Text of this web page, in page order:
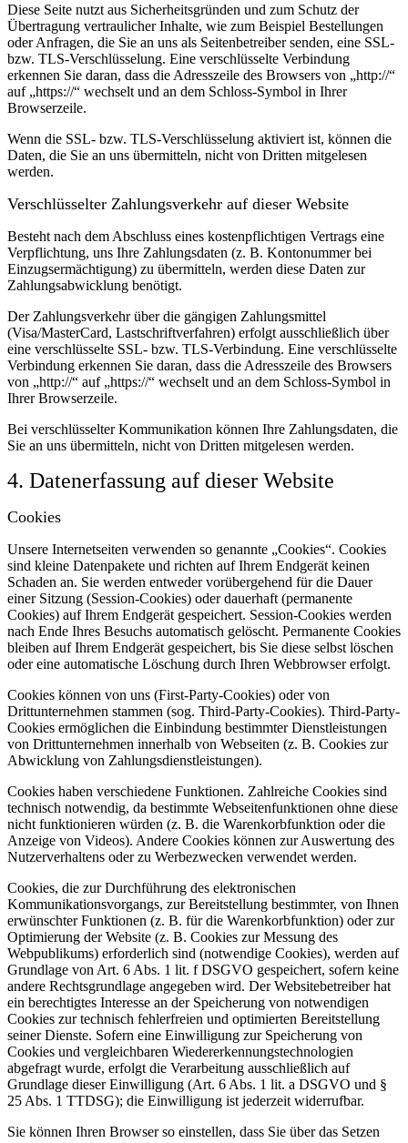
Diese Seite nutzt aus Sicherheitsgründen und zum Schutz der
Übertragung vertraulicher Inhalte, wie zum Beispiel Bestellungen
oder Anfragen, die Sie an uns als Seitenbetreiber senden, eine SSL-
bzw. TLS-Verschlüsselung. Eine verschlüsselte Verbindung
erkennen Sie daran, dass die Adresszeile des Browsers von „http://“
auf „https://“ wechselt und an dem Schloss-Symbol in Ihrer
Browserzeile.
Wenn die SSL- bzw. TLS-Verschlüsselung aktiviert ist, können die
Daten, die Sie an uns übermitteln, nicht von Dritten mitgelesen
werden.
Verschlüsselter Zahlungsverkehr auf dieser Website
Besteht nach dem Abschluss eines kostenpflichtigen Vertrags eine
Verpflichtung, uns Ihre Zahlungsdaten (z. B. Kontonummer bei
Einzugsermächtigung) zu übermitteln, werden diese Daten zur
Zahlungsabwicklung benötigt.
Der Zahlungsverkehr über die gängigen Zahlungsmittel
(Visa/MasterCard, Lastschriftverfahren) erfolgt ausschließlich über
eine verschlüsselte SSL- bzw. TLS-Verbindung. Eine verschlüsselte
Verbindung erkennen Sie daran, dass die Adresszeile des Browsers
von „http://“ auf „https://“ wechselt und an dem Schloss-Symbol in
Ihrer Browserzeile.
Bei verschlüsselter Kommunikation können Ihre Zahlungsdaten, die
Sie an uns übermitteln, nicht von Dritten mitgelesen werden.
4. Datenerfassung auf dieser Website
Cookies
Unsere Internetseiten verwenden so genannte „Cookies“. Cookies
sind kleine Datenpakete und richten auf Ihrem Endgerät keinen
Schaden an. Sie werden entweder vorübergehend für die Dauer
einer Sitzung (Session-Cookies) oder dauerhaft (permanente
Cookies) auf Ihrem Endgerät gespeichert. Session-Cookies werden
nach Ende Ihres Besuchs automatisch gelöscht. Permanente Cookies
bleiben auf Ihrem Endgerät gespeichert, bis Sie diese selbst löschen
oder eine automatische Löschung durch Ihren Webbrowser erfolgt.
Cookies können von uns (First-Party-Cookies) oder von
Drittunternehmen stammen (sog. Third-Party-Cookies). Third-Party-
Cookies ermöglichen die Einbindung bestimmter Dienstleistungen
von Drittunternehmen innerhalb von Webseiten (z. B. Cookies zur
Abwicklung von Zahlungsdienstleistungen).
Cookies haben verschiedene Funktionen. Zahlreiche Cookies sind
technisch notwendig, da bestimmte Webseitenfunktionen ohne diese
nicht funktionieren würden (z. B. die Warenkorbfunktion oder die
Anzeige von Videos). Andere Cookies können zur Auswertung des
Nutzerverhaltens oder zu Werbezwecken verwendet werden.
Cookies, die zur Durchführung des elektronischen
Kommunikationsvorgangs, zur Bereitstellung bestimmter, von Ihnen
erwünschter Funktionen (z. B. für die Warenkorbfunktion) oder zur
Optimierung der Website (z. B. Cookies zur Messung des
Webpublikums) erforderlich sind (notwendige Cookies), werden auf
Grundlage von Art. 6 Abs. 1 lit. f DSGVO gespeichert, sofern keine
andere Rechtsgrundlage angegeben wird. Der Websitebetreiber hat
ein berechtigtes Interesse an der Speicherung von notwendigen
Cookies zur technisch fehlerfreien und optimierten Bereitstellung
seiner Dienste. Sofern eine Einwilligung zur Speicherung von
Cookies und vergleichbaren Wiedererkennungstechnologien
abgefragt wurde, erfolgt die Verarbeitung ausschließlich auf
Grundlage dieser Einwilligung (Art. 6 Abs. 1 lit. a DSGVO und §
25 Abs. 1 TTDSG); die Einwilligung ist jederzeit widerrufbar.
Sie können Ihren Browser so einstellen, dass Sie über das Setzen